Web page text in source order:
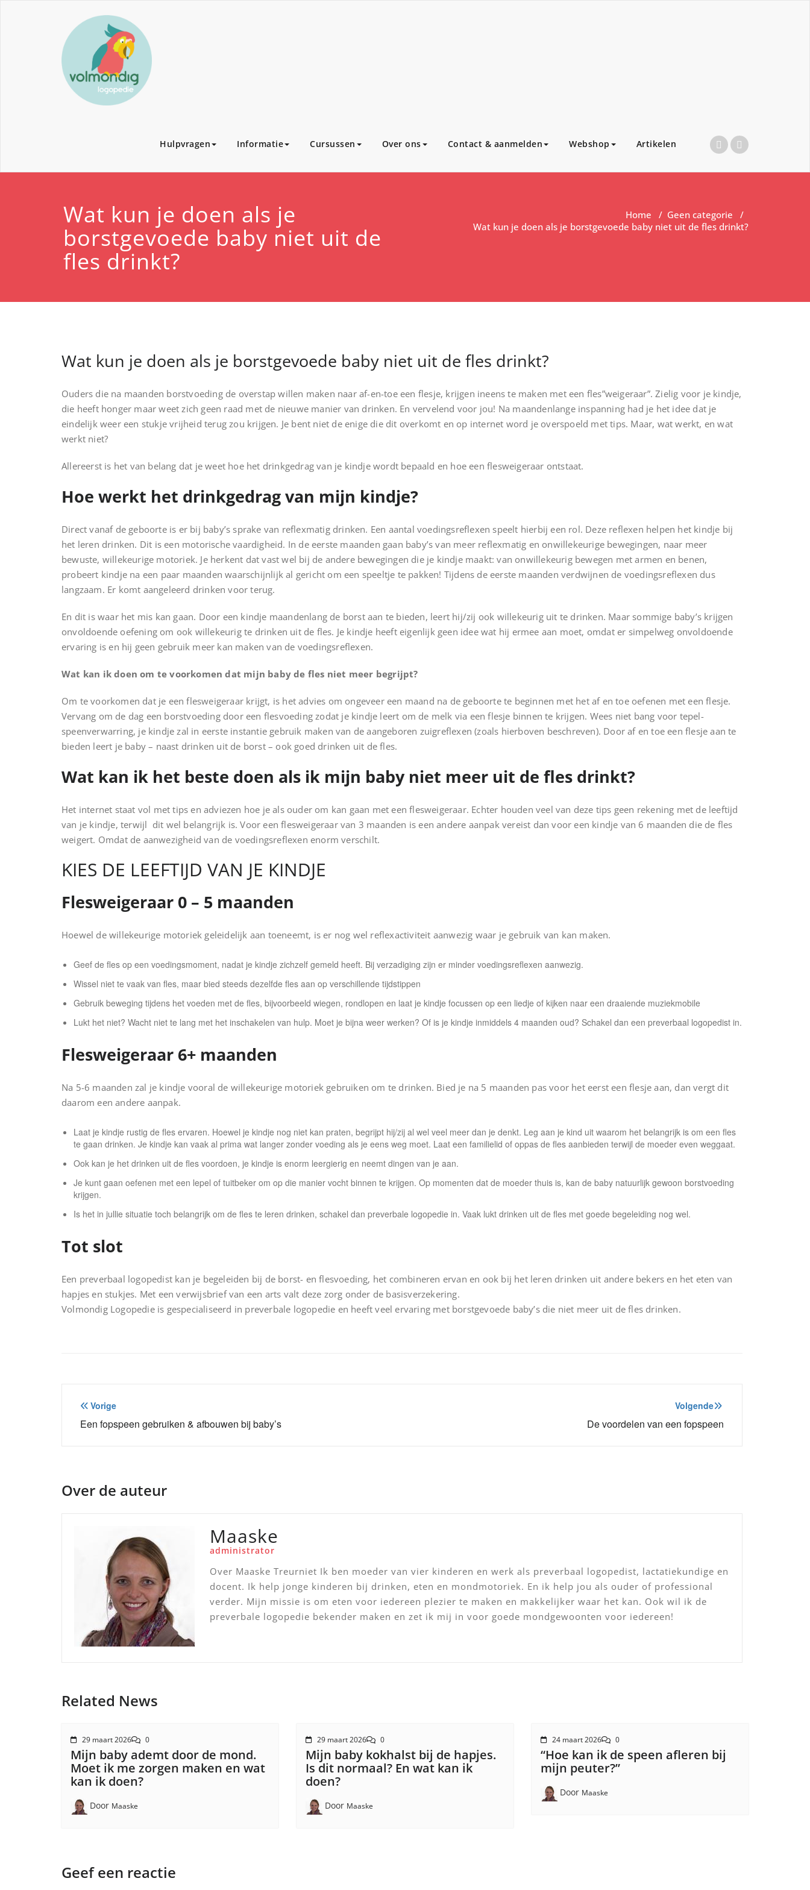
Hulpvragen Informatie Cursussen Over ons Contact & aanmelden Webshop Artikelen
Wat kun je doen als je
borstgevoede baby niet uit de
fles drinkt?
Home / Geen categorie /
Wat kun je doen als je borstgevoede baby niet uit de fles drinkt?
Wat kun je doen als je borstgevoede baby niet uit de fles drinkt?
Ouders die na maanden borstvoeding de overstap willen maken naar af-en-toe een flesje, krijgen ineens te maken met een fles”weigeraar”. Zielig voor je kindje,
die heeft honger maar weet zich geen raad met de nieuwe manier van drinken. En vervelend voor jou! Na maandenlange inspanning had je het idee dat je
eindelijk weer een stukje vrijheid terug zou krijgen. Je bent niet de enige die dit overkomt en op internet word je overspoeld met tips. Maar, wat werkt, en wat
werkt niet?
Allereerst is het van belang dat je weet hoe het drinkgedrag van je kindje wordt bepaald en hoe een flesweigeraar ontstaat.
Hoe werkt het drinkgedrag van mijn kindje?
Direct vanaf de geboorte is er bij baby’s sprake van reflexmatig drinken. Een aantal voedingsreflexen speelt hierbij een rol. Deze reflexen helpen het kindje bij
het leren drinken. Dit is een motorische vaardigheid. In de eerste maanden gaan baby’s van meer reflexmatig en onwillekeurige bewegingen, naar meer
bewuste, willekeurige motoriek. Je herkent dat vast wel bij de andere bewegingen die je kindje maakt: van onwillekeurig bewegen met armen en benen,
probeert kindje na een paar maanden waarschijnlijk al gericht om een speeltje te pakken! Tijdens de eerste maanden verdwijnen de voedingsreflexen dus
langzaam. Er komt aangeleerd drinken voor terug.
En dit is waar het mis kan gaan. Door een kindje maandenlang de borst aan te bieden, leert hij/zij ook willekeurig uit te drinken. Maar sommige baby’s krijgen
onvoldoende oefening om ook willekeurig te drinken uit de fles. Je kindje heeft eigenlijk geen idee wat hij ermee aan moet, omdat er simpelweg onvoldoende
ervaring is en hij geen gebruik meer kan maken van de voedingsreflexen.
Wat kan ik doen om te voorkomen dat mijn baby de fles niet meer begrijpt?
Om te voorkomen dat je een flesweigeraar krijgt, is het advies om ongeveer een maand na de geboorte te beginnen met het af en toe oefenen met een flesje.
Vervang om de dag een borstvoeding door een flesvoeding zodat je kindje leert om de melk via een flesje binnen te krijgen. Wees niet bang voor tepel-
speenverwarring, je kindje zal in eerste instantie gebruik maken van de aangeboren zuigreflexen (zoals hierboven beschreven). Door af en toe een flesje aan te
bieden leert je baby – naast drinken uit de borst – ook goed drinken uit de fles.
Wat kan ik het beste doen als ik mijn baby niet meer uit de fles drinkt?
Het internet staat vol met tips en adviezen hoe je als ouder om kan gaan met een flesweigeraar. Echter houden veel van deze tips geen rekening met de leeftijd
van je kindje, terwijl dit wel belangrijk is. Voor een flesweigeraar van 3 maanden is een andere aanpak vereist dan voor een kindje van 6 maanden die de fles
weigert. Omdat de aanwezigheid van de voedingsreflexen enorm verschilt.
KIES DE LEEFTIJD VAN JE KINDJE
Flesweigeraar 0 – 5 maanden
Hoewel de willekeurige motoriek geleidelijk aan toeneemt, is er nog wel reflexactiviteit aanwezig waar je gebruik van kan maken.
Geef de fles op een voedingsmoment, nadat je kindje zichzelf gemeld heeft. Bij verzadiging zijn er minder voedingsreflexen aanwezig.
Wissel niet te vaak van fles, maar bied steeds dezelfde fles aan op verschillende tijdstippen
Gebruik beweging tijdens het voeden met de fles, bijvoorbeeld wiegen, rondlopen en laat je kindje focussen op een liedje of kijken naar een draaiende muziekmobile
Lukt het niet? Wacht niet te lang met het inschakelen van hulp. Moet je bijna weer werken? Of is je kindje inmiddels 4 maanden oud? Schakel dan een preverbaal logopedist in.
Flesweigeraar 6+ maanden
Na 5-6 maanden zal je kindje vooral de willekeurige motoriek gebruiken om te drinken. Bied je na 5 maanden pas voor het eerst een flesje aan, dan vergt dit
daarom een andere aanpak.
Laat je kindje rustig de fles ervaren. Hoewel je kindje nog niet kan praten, begrijpt hij/zij al wel veel meer dan je denkt. Leg aan je kind uit waarom het belangrijk is om een fles
te gaan drinken. Je kindje kan vaak al prima wat langer zonder voeding als je eens weg moet. Laat een familielid of oppas de fles aanbieden terwijl de moeder even weggaat.
Ook kan je het drinken uit de fles voordoen, je kindje is enorm leergierig en neemt dingen van je aan.
Je kunt gaan oefenen met een lepel of tuitbeker om op die manier vocht binnen te krijgen. Op momenten dat de moeder thuis is, kan de baby natuurlijk gewoon borstvoeding
krijgen.
Is het in jullie situatie toch belangrijk om de fles te leren drinken, schakel dan preverbale logopedie in. Vaak lukt drinken uit de fles met goede begeleiding nog wel.
Tot slot
Een preverbaal logopedist kan je begeleiden bij de borst- en flesvoeding, het combineren ervan en ook bij het leren drinken uit andere bekers en het eten van
hapjes en stukjes. Met een verwijsbrief van een arts valt deze zorg onder de basisverzekering.
Volmondig Logopedie is gespecialiseerd in preverbale logopedie en heeft veel ervaring met borstgevoede baby’s die niet meer uit de fles drinken.
Bericht
navigatie
Vorige
Een fopspeen gebruiken & afbouwen bij baby’s
Volgende
De voordelen van een fopspeen
Over de auteur
Maaske
administrator
Over Maaske Treurniet Ik ben moeder van vier kinderen en werk als preverbaal logopedist, lactatiekundige en
docent. Ik help jonge kinderen bij drinken, eten en mondmotoriek. En ik help jou als ouder of professional
verder. Mijn missie is om eten voor iedereen plezier te maken en makkelijker waar het kan. Ook wil ik de
preverbale logopedie bekender maken en zet ik mij in voor goede mondgewoonten voor iedereen!
Related News
29 maart 2026 0
Mijn baby ademt door de mond.
Moet ik me zorgen maken en wat
kan ik doen?
Door Maaske
29 maart 2026 0
Mijn baby kokhalst bij de hapjes.
Is dit normaal? En wat kan ik
doen?
Door Maaske
24 maart 2026 0
“Hoe kan ik de speen afleren bij
mijn peuter?”
Door Maaske
Geef een reactie